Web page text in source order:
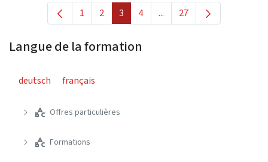
Page
1 Page
2 Page
3 Page
4 ...Pages intermédiaires
Page
27
Langue de la formation
deutsch français
Offres particulières
Formations